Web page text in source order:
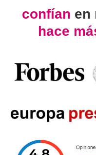
confían en
hace